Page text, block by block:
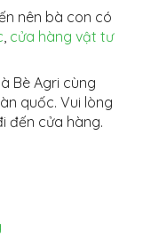
nên bà con có
, cửa hàng vật tư
Bè Agri cùng
quốc. Vui lòng
đến cửa hàng.